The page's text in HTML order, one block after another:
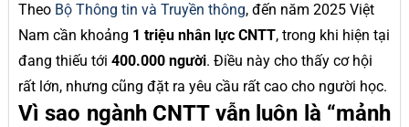
Theo Bộ Thông tin và Truyền thông, đến năm 2025 Việt
Nam cần khoảng 1 triệu nhân lực CNTT, trong khi hiện tại
đang thiếu tới 400.000 người. Điều này cho thấy cơ hội
rất lớn, nhưng cũng đặt ra yêu cầu rất cao cho người học.
Vì sao ngành CNTT vẫn luôn là “mảnh